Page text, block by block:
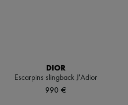
DIOR
Escarpins slingback J'Adior
990 €